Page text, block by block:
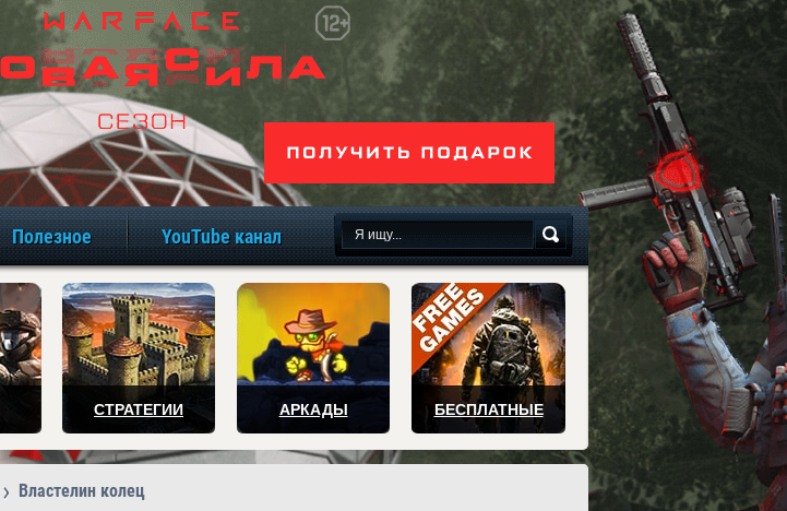
игры онлайн бесплатно
Полезное YouTube канал
СТРАТЕГИИ АРКАДЫ БЕСПЛАТНЫЕ
Властелин колец